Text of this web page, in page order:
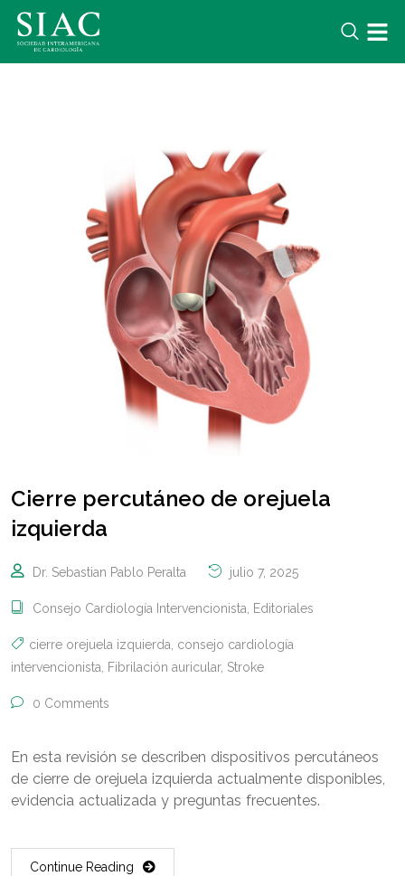
Cierre percutáneo de orejuela
izquierda
Dr. Sebastian Pablo Peralta julio 7, 2025
Consejo Cardiología Intervencionista, Editoriales
cierre orejuela izquierda, consejo cardiología
intervencionista, Fibrilación auricular, Stroke
0 Comments
En esta revisión se describen dispositivos percutáneos
de cierre de orejuela izquierda actualmente disponibles,
evidencia actualizada y preguntas frecuentes.
Continue Reading